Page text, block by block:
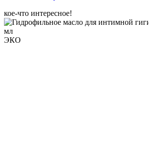
кое-что интересное!
ЭКО